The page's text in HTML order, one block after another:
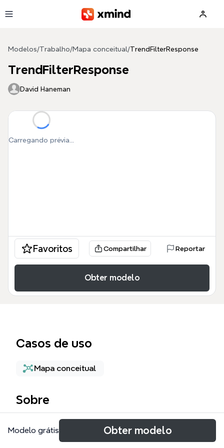
Modelos/Trabalho/Mapa conceitual/TrendFilterResponse
TrendFilterResponse
David Haneman
Carregando prévia...
Favoritos Compartilhar Reportar
Obter modelo
Casos de uso
Mapa conceitual
Sobre
The TrendFilter Response mind map template,
designed for strategists and analysts, dissects 38
Modelo grátis Obter modelo